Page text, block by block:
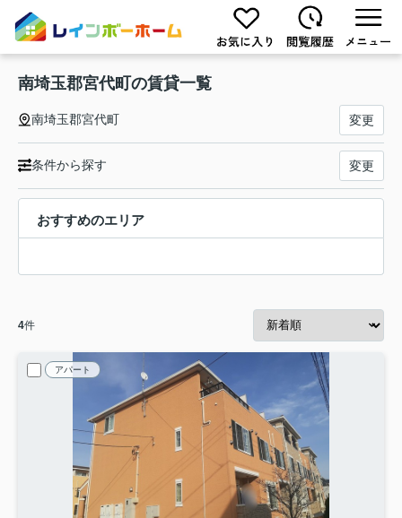
南埼玉郡宮代町の賃貸一覧
南埼玉郡宮代町 変更
条件から探す 変更
おすすめのエリア
4件
アパート